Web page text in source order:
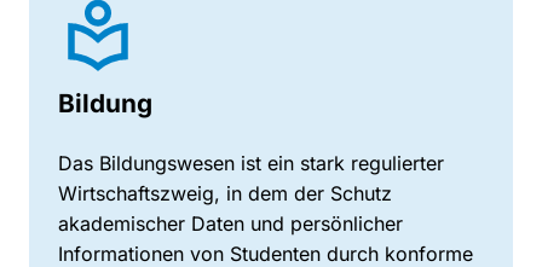
Bildung
Das Bildungswesen ist ein stark regulierter
Wirtschaftszweig, in dem der Schutz
akademischer Daten und persönlicher
Informationen von Studenten durch konforme